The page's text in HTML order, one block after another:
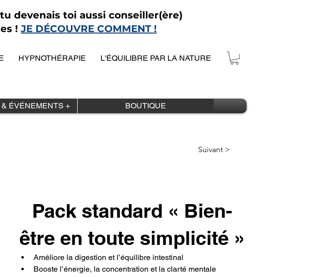
devenais toi aussi conseiller(ère)
! JE DÉCOUVRE COMMENT !
HYPNOTHÉRAPIE L'ÉQUILIBRE PAR LA NATURE
ÉVÉNEMENTS + BOUTIQUE
Suivant >
Pack standard « Bien-
être en toute simplicité »
Améliore la digestion et l’équilibre intestinal
Booste l’énergie, la concentration et la clarté mentale